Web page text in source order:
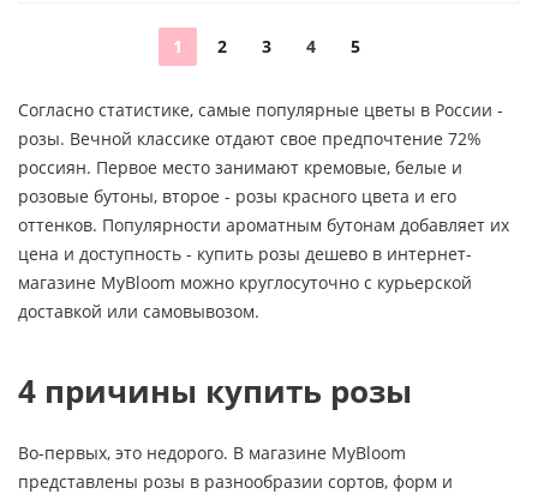
1 2 3 4 5
Согласно статистике, самые популярные цветы в России -
розы. Вечной классике отдают свое предпочтение 72%
россиян. Первое место занимают кремовые, белые и
розовые бутоны, второе - розы красного цвета и его
оттенков. Популярности ароматным бутонам добавляет их
цена и доступность - купить розы дешево в интернет-
магазине MyBloom можно круглосуточно с курьерской
доставкой или самовывозом.
4 причины купить розы
Во-первых, это недорого. В магазине MyBloom
представлены розы в разнообразии сортов, форм и